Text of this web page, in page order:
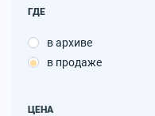
ГДЕ
в архиве
в продаже
ЦЕНА